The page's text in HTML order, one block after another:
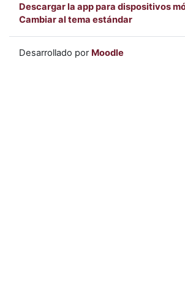
Descargar la app para dispositivos
Cambiar al tema estándar
Desarrollado por Moodle